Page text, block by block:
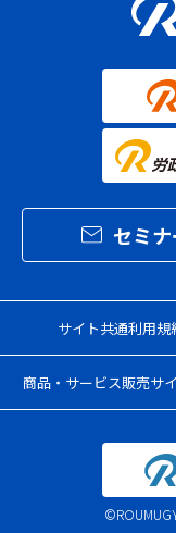
セミ
サイト共通利用規
商品・サービス販売サ